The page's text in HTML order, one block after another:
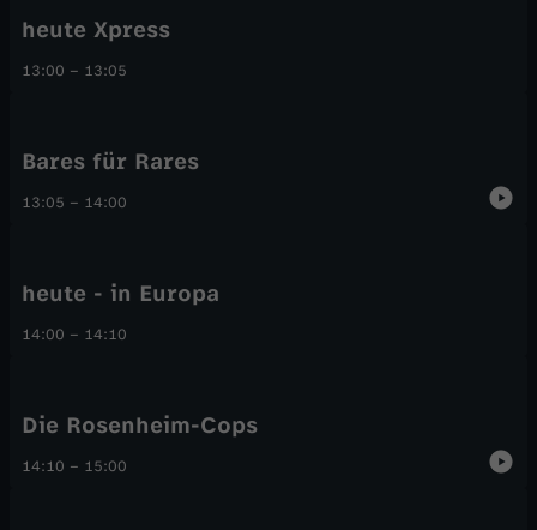
heute Xpress
13:00 – 13:05
Bares für Rares
13:05 – 14:00
heute - in Europa
14:00 – 14:10
Die Rosenheim-Cops
14:10 – 15:00